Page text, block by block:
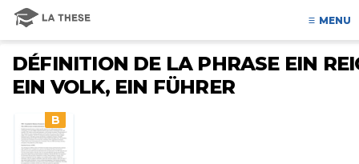
MENU
DÉFINITION DE LA PHRASE EIN
EIN VOLK, EIN FÜHRER
B